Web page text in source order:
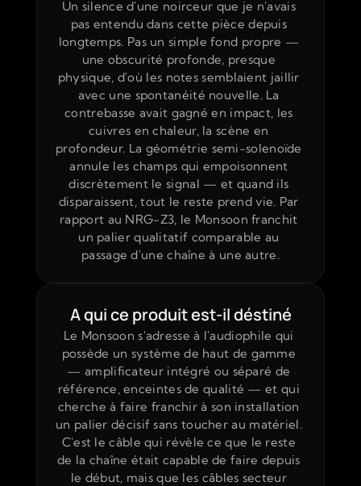
Un silence d'une noirceur que je n'avais
pas entendu dans cette pièce depuis
longtemps. Pas un simple fond propre —
une obscurité profonde, presque
physique, d'où les notes semblaient jaillir
avec une spontanéité nouvelle. La
contrebasse avait gagné en impact, les
cuivres en chaleur, la scène en
profondeur. La géométrie semi-solenoïde
annule les champs qui empoisonnent
discrètement le signal — et quand ils
disparaissent, tout le reste prend vie. Par
rapport au NRG-Z3, le Monsoon franchit
un palier qualitatif comparable au
passage d'une chaîne à une autre.
Le Monsoon s'adresse à l'audiophile qui
possède un système de haut de gamme
— amplificateur intégré ou séparé de
référence, enceintes de qualité — et qui
cherche à faire franchir à son installation
un palier décisif sans toucher au matériel.
C'est le câble qui révèle ce que le reste
de la chaîne était capable de faire depuis
le début, mais que les câbles secteur
A qui ce produit est-il déstiné